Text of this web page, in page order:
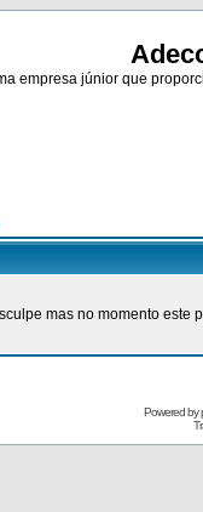
empresa júnior que
mas no momento este
Powered by